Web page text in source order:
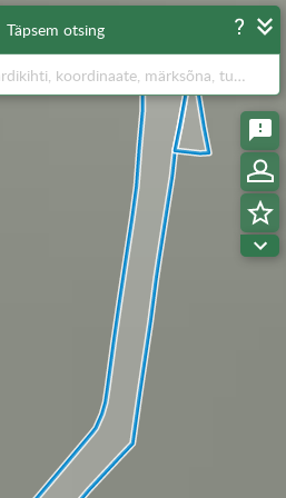
Täpsem otsing